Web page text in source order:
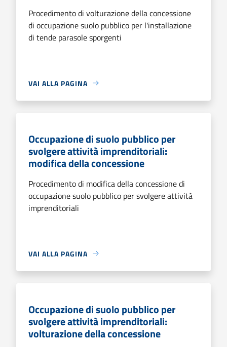
Procedimento di volturazione della concessione
di occupazione suolo pubblico per l'installazione
di tende parasole sporgenti
VAI ALLA PAGINA
Occupazione di suolo pubblico per
svolgere attività imprenditoriali:
modifica della concessione
Procedimento di modifica della concessione di
occupazione suolo pubblico per svolgere attività
imprenditoriali
VAI ALLA PAGINA
Occupazione di suolo pubblico per
svolgere attività imprenditoriali:
volturazione della concessione